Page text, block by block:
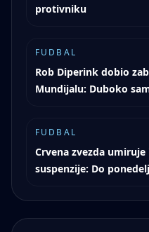
protivniku
FUDBAL
Rob Diperink dobio
Mundijalu: Duboko
FUDBAL
Crvena zvezda
suspenzije: Do